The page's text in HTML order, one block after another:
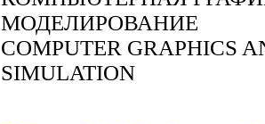
МОДЕЛИРОВАНИЕ
COMPUTER GRAPHICS
SIMULATION